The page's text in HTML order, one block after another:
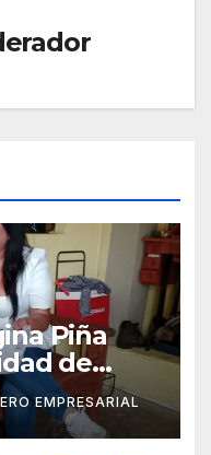
Piña
de
la
EMPRESARIAL